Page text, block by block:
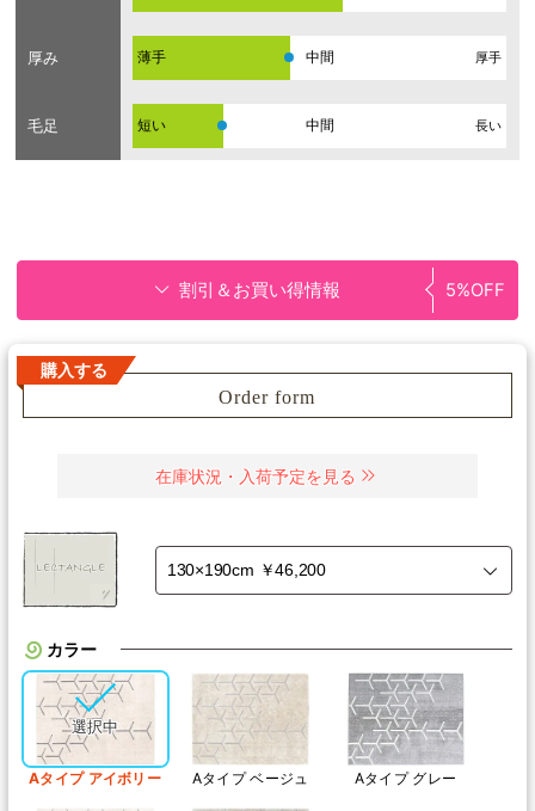
厚み 薄手 厚手
毛足 短い 長い
割引＆お買い得情報 5%OFF
購入する
Order form
在庫状況・入荷予定を見る
カラー
Aタイプ アイボリー Aタイプ ベージュ Aタイプ グレー